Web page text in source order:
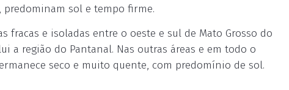
predominam sol e tempo firme.
fracas e isoladas entre o oeste e sul de Mato Grosso do
a região do Pantanal. Nas outras áreas e em todo o
seco e muito quente, com predomínio de sol.